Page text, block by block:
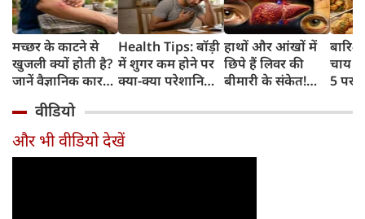
मच्छर के काटने से
खुजली क्यों होती है?
जानें वैज्ञानिक कारण
Health Tips: बॉड़ी
में शुगर कम होने पर
क्या-क्या परेशानियां
बातें
हाथों और आंखों में
छिपे हैं लिवर की
बीमारी के संकेत!
नजरअंदाज
चाय
5
वीडियो
और भी वीडियो देखें